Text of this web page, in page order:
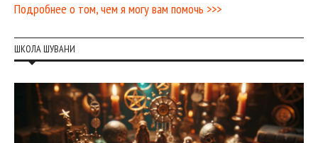
Подробнее о том, чем я могу вам помочь >>>
ШКОЛА ШУВАНИ